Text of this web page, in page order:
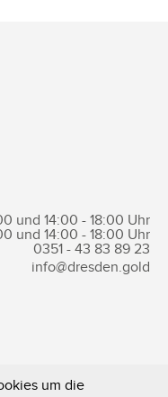
und 14:00 - 18:00 Uhr
und 14:00 - 18:00 Uhr
0351 - 43 83 89 23
info@dresden.gold
um die